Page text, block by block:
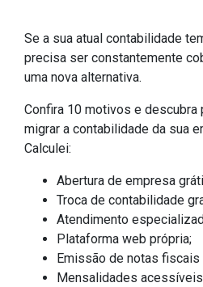
Se a sua atual contabilidade
precisa ser constantemente
uma nova alternativa.
Confira 10 motivos e descubra
migrar a contabilidade da sua
Calculei:
Abertura de empresa
Troca de contabilidade
Atendimento
Plataforma web própria;
Emissão de notas
Mensalidades